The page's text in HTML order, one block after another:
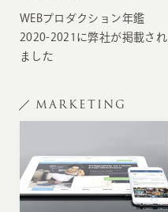
WEBプロダクション年鑑
2020-2021に弊社が掲載され
ました
MARKETING